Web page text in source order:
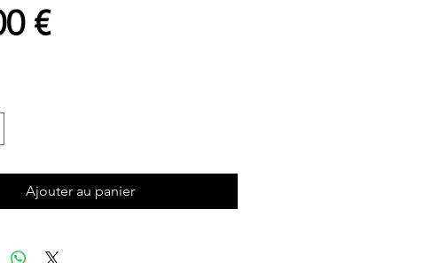
€Prix
Ajouter au panier